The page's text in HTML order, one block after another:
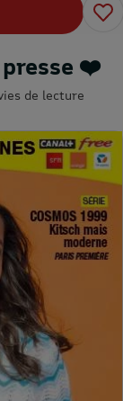
presse ❤️
de lecture